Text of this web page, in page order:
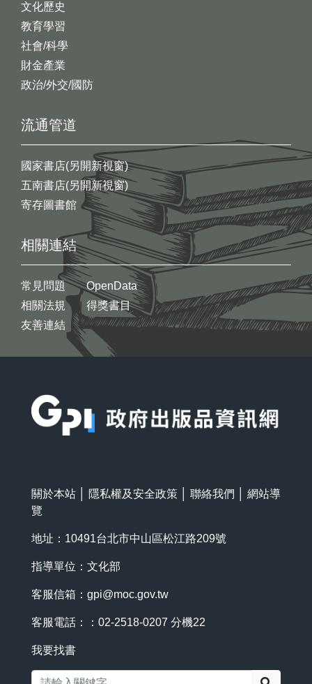
文化歷史
教育學習
社會/科學
財金產業
政治/外交/國防
流通管道
國家書店(另開新視窗)
五南書店(另開新視窗)
寄存圖書館
相關連結
常見問題
相關法規
友善連結
OpenData
得獎書目
關於本站 隱私權及安全政策 聯絡我們
網站導
覽
地址：10491台北市中山區松江路209號
指導單位：文化部
客服信箱： gpi@moc.gov.tw
客服電話：：02-2518-0207 分機22
我要找書